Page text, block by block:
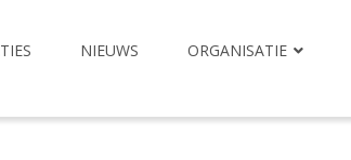
NIEUWS ORGANISATIE